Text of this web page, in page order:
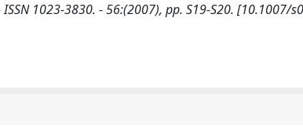
ISSN 1023-3830. - 56:(2007), pp. S19-S20. [10.1007/